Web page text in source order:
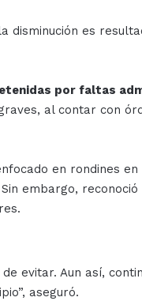
disminución es
por faltas
al contar con
en rondines
embargo, reconoció
evitar. Aun así,
aseguró.